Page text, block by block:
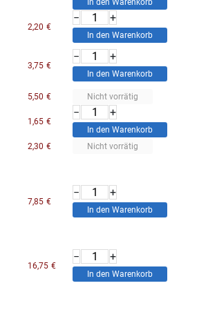
2,20 €
− +
3,75 €
− +
5,50 € Nicht vorrätig
1,65 €
− +
2,30 € Nicht vorrätig
7,85 €
− +
16,75 €
− +